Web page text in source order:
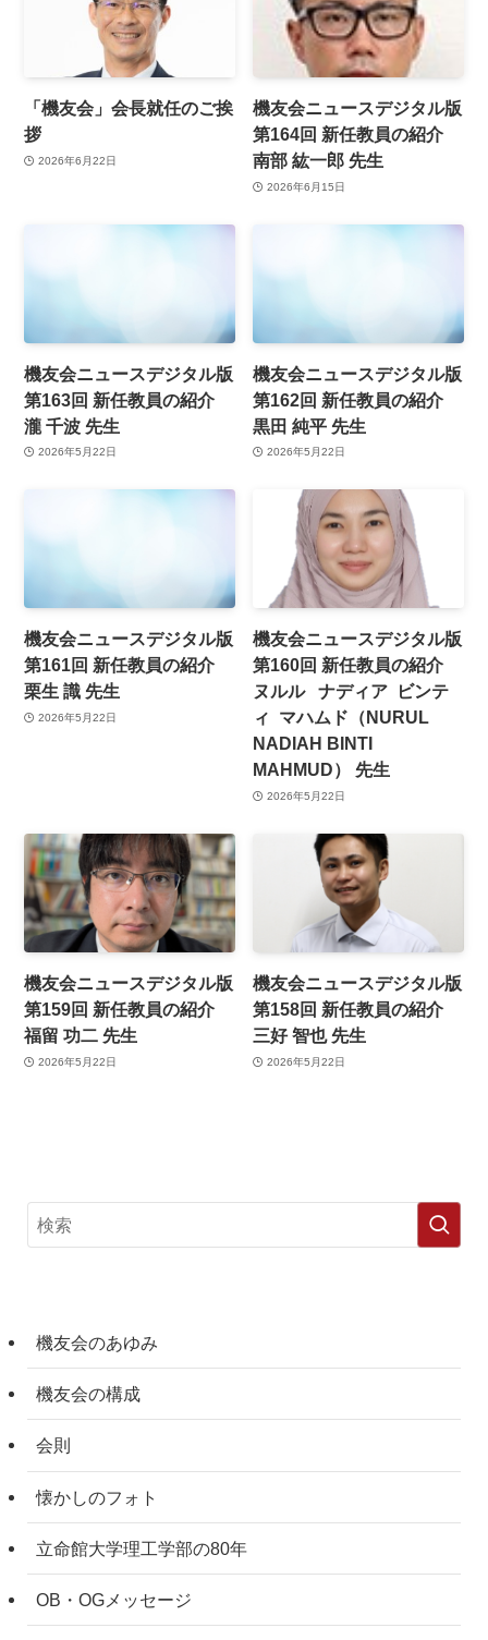
「機友会」会長就任のご挨
拶
2026年6月22日
機友会ニュースデジタル版
第164回 新任教員の紹介
南部 紘一郎 先生
2026年6月15日
機友会ニュースデジタル版
第163回 新任教員の紹介
瀧 千波 先生
2026年5月22日
機友会ニュースデジタル版
第162回 新任教員の紹介
黒田 純平 先生
2026年5月22日
機友会ニュースデジタル版
第161回 新任教員の紹介
栗生 識 先生
2026年5月22日
機友会ニュースデジタル版
第160回 新任教員の紹介
ヌルル ナディア ビンテ
ィ マハムド（NURUL
NADIAH BINTI
MAHMUD） 先生
2026年5月22日
機友会ニュースデジタル版
第159回 新任教員の紹介
福留 功二 先生
2026年5月22日
機友会ニュースデジタル版
第158回 新任教員の紹介
三好 智也 先生
2026年5月22日
機友会のあゆみ
機友会の構成
会則
懐かしのフォト
立命館大学理工学部の80年
OB・OGメッセージ